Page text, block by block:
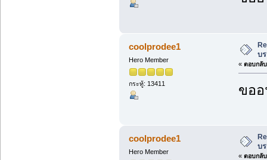
coolprodee1
Hero Member
กระทู้: 13411
บ
« ตอบกลั
ขอ
coolprodee1
Hero Member
บ
« ตอบกลั